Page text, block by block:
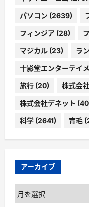
パソコン (2639)
フィンジア (28)
マジカル (23) ラ
十影堂エンターテイ
旅行 (20) 株式会
株式会社デネット
科学 (2641) 育毛
アーカイブ
ア
ー